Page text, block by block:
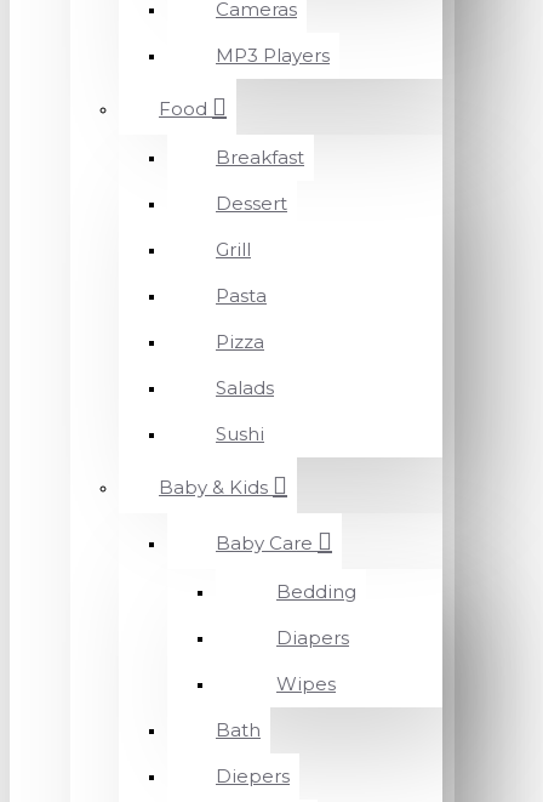
Cameras
MP3 Players
Food
Breakfast
Dessert
Grill
Pasta
Pizza
Salads
Sushi
Baby & Kids
Baby Care
Bedding
Diapers
Wipes
Bath
Diepers